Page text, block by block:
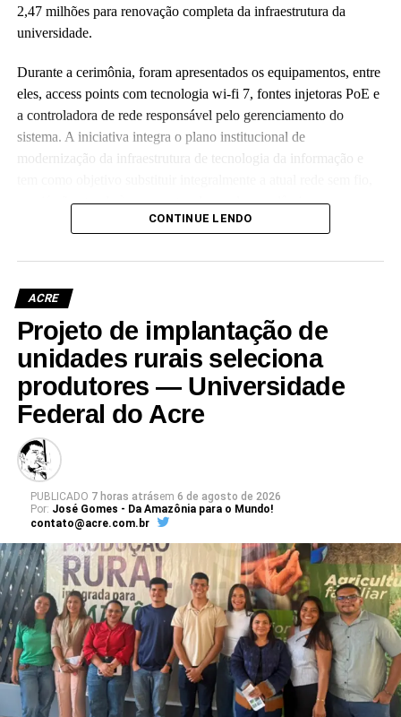
2,47 milhões para renovação completa da infraestrutura da
universidade.
Durante a cerimônia, foram apresentados os equipamentos, entre
eles, access points com tecnologia wi-fi 7, fontes injetoras PoE e
a controladora de rede responsável pelo gerenciamento do
sistema. A iniciativa integra o plano institucional de
modernização da infraestrutura de tecnologia da informação e
que já não atende às crescentes demandas acadêmicas e
administrativas da universidade.
Leia Mais: UFAC
CONTINUE LENDO
ACRE
Projeto de implantação de
unidades rurais seleciona
produtores — Universidade
Federal do Acre
PUBLICADO 7 horas atrásem 6 de agosto de 2026
Por: José Gomes - Da Amazônia para o Mundo!
contato@acre.com.br